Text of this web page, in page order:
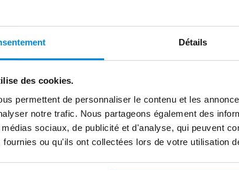
Détails
des cookies.
permettent de personnaliser le contenu et les
notre trafic. Nous partageons également des
médias sociaux, de publicité et d'analyse, qui peuvent
fournies ou qu'ils ont collectées lors de votre utilisation
l'eau et
comment
une eau réaliste est de l’observer attentivement, afin d’en
plus vous comprenez un sujet et plus il vous sera facile
passent autant de temps à étudier l'anatomie